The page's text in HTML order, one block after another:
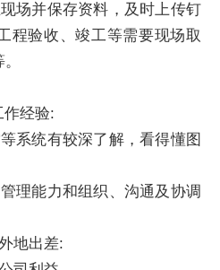
场并保存资料，及时上传钉
程验收、竣工等需要现场取
作经验:
系统有较深了解，看得懂图
理能力和组织、沟通及协调
地出差: